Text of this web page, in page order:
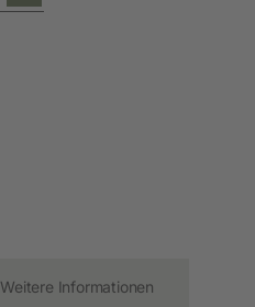
Weitere Informationen